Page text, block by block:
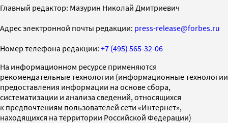
Главный редактор: Мазурин Николай Дмитриевич
Адрес электронной почты редакции: press-release@forbes.ru
Номер телефона редакции: +7 (495) 565-32-06
На информационном ресурсе применяются
рекомендательные технологии (информационные технологии
предоставления информации на основе сбора,
систематизации и анализа сведений, относящихся
к предпочтениям пользователей сети «Интернет»,
находящихся на территории Российской Федерации)